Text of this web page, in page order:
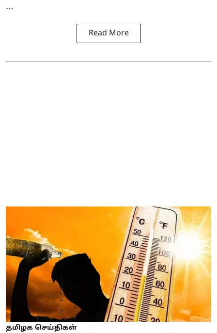
...
Read More
தமிழக செய்திகள்